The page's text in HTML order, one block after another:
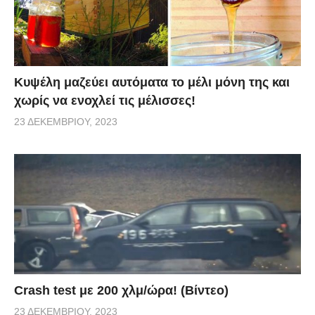
κατοίκων για τα αγκυροβόλια Μια ανθρώπινη
αλυσίδα προστασίας δημιούργησαν κάτοικοι της
περιοχής και τουρίστες για το Παυλοπέτρι,
στον όρμο των Βατίκων. Στο πλευρό τους βρέθηκαν
τρόπο την κίνηση διαμαρτυρίας. «Ο τόπος μας είναι
όμορφος, ξεχωριστός, έχει ιστορία, παρόν και
μέλλον, παρά τις μεγάλες δυσκολίες που
περνά. Αρκεί να μην επιτρέψουμε να τον πληγώνουν
άνθρωποι που βάζουν το προσωπικό τους συμφέρον
πάνω από το γενικό συμφέρον και την προοπτική
των Βατίκων» αναφέρουν οι «Ενεργοί Πολίτες» στην
Κυψέλη μαζεύει αυτόματα το μέλι μόνη της και
χωρίς να ενοχλεί τις μέλισσες!
23 ΔΕΚΕΜΒΡΊΟΥ, 2023
Crash test με 200 χλμ/ώρα! (Βίντεο)
23 ΔΕΚΕΜΒΡΊΟΥ, 2023